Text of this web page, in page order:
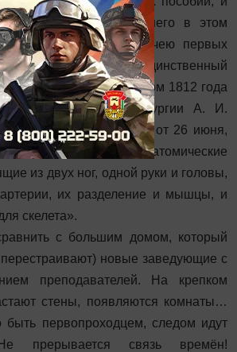
работа оказалась у него в этом
сделавшись задачею первых
существования»; «Единственный
дар поступил летом 1812 года
профессора хирургии А. И.
при рапорте в совет от 26 июня,
им изготовленные анатомические
из двух ног, одной руки и головы,
их разделение и мышцы, и
скелета».
с большим домом, который
новые заведующие с
преподавателей. На крепком
стены, появляются комнаты…
быть первопроходцем, следом идут
прерывается связь времён!